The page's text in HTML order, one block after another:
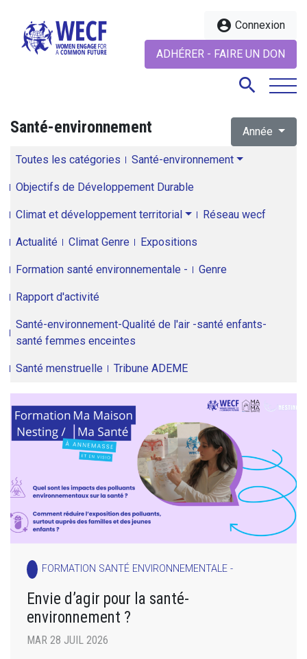
account_circle Connexion
ADHÉRER - FAIRE UN DON
search
Santé-environnement Année
Toutes les catégories Santé-environnement
Objectifs de Développement Durable
Climat et développement territorial Réseau wecf
Actualité Climat Genre Expositions
Formation santé environnementale - Genre
Rapport d'activité
Santé-environnement-Qualité de l'air -santé enfants-
santé femmes enceintes
Santé menstruelle Tribune ADEME
FORMATION SANTÉ ENVIRONNEMENTALE -
Envie d’agir pour la santé-
environnement ?
MAR 28 JUIL 2026